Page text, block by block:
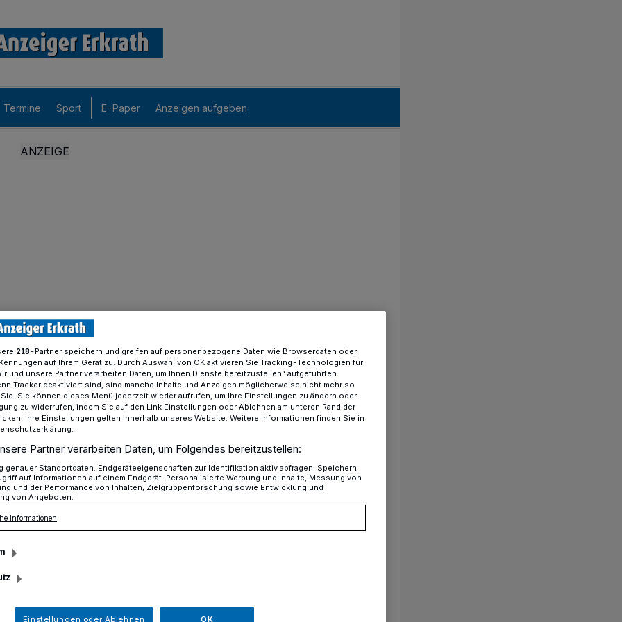
Termine Sport E-Paper Anzeigen aufgeben
Spendet Blut!
Einschränkungen erlaubt
Zeiten lange Warteschlangen vor
bittet der DRK-Blutspendedienst alle,
vorab über die kostenlose DRK-
www.spenderservice.net oder
zu reservieren. So kann
den höchstmöglichen Sicherheits-
218-Partner speichern und greifen auf personenbezogene Daten wie Browserdaten oder
auf Ihrem Gerät zu. Durch Auswahl von OK aktivieren Sie Tracking-Technologien für
und unsere Partner verarbeiten Daten, um Ihnen Dienste bereitzustellen“ aufgeführten
Tracker deaktiviert sind, sind manche Inhalte und Anzeigen möglicherweise nicht mehr so
Sie können dieses Menü jederzeit wieder aufrufen, um Ihre Einstellungen zu ändern oder
zu widerrufen, indem Sie auf den Link Einstellungen oder Ablehnen am unteren Rand der
Ihre Einstellungen gelten innerhalb unseres Website. Weitere Informationen finden Sie in
Partner verarbeiten Daten, um Folgendes bereitzustellen:
genauer Standortdaten. Endgeräteeigenschaften zur Identifikation aktiv abfragen. Speichern
auf Informationen auf einem Endgerät. Personalisierte Werbung und Inhalte, Messung von
und der Performance von Inhalten, Zielgruppenforschung sowie Entwicklung und
von Angeboten.
Informationen
Einstellungen oder Ablehnen OK